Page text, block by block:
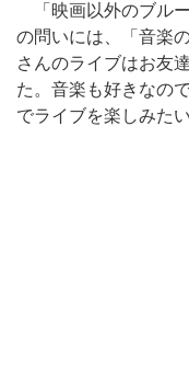
「映画以外のブル
の問いには、「音楽
さんのライブはお友
た。音楽も好きなの
でライブを楽しみた